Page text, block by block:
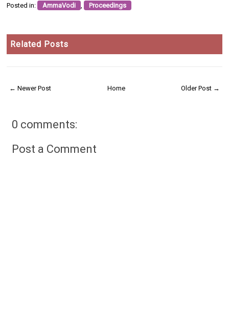
Posted in: AmmaVodi , Proceedings
Related Posts
← Newer Post Older Post →
Home
0 comments:
Post a Comment